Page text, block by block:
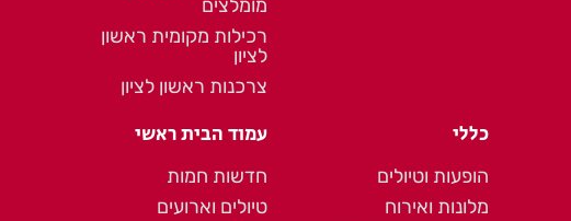
מומלצים
רכילות מקומית ראשון
לציון
צרכנות ראשון לציון
כללי
הופעות וטיולים
מלונות ואירוח
עמוד הבית ראשי
חדשות חמות
טיולים וארועים